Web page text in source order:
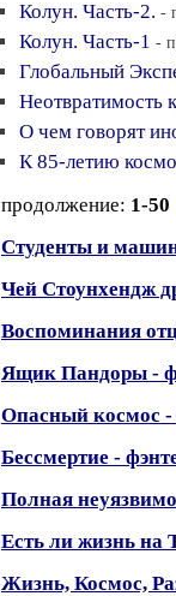
Колун. Часть-2. -
Колун. Часть-1 -
Глобальный
Неотвратимость
О чем говорят
К 85-летию
продолжение: 1-50
Студенты и
Чей Стоунхендж
Воспоминания
Ящик Пандоры -
Опасный космос -
Бессмертие -
Полная
Есть ли жизнь на
Жизнь, Космос,